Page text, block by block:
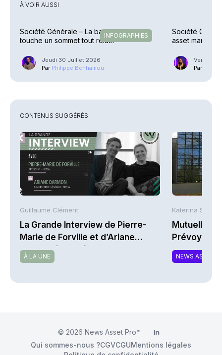
À VOIR AUSSI
INFOGRAPHIES
Société Générale – La banque privée
touche un sommet tout relatif
Jeudi 30 Juillet 2026
Par Philippe Benhamou
Société
asset
Vendredi
Par
CONTENUS SUGGÉRÉS
Guillaume Clément
La Grande Interview de Pierre-
Marie de Forville et d’Ariane
Darmon (Ivesta)
À LA UNE
Katerina
Mutuelles :
de la Math
NEWS
© 2026 News Asset Pro™ LinkedIn
Qui sommes-nous ?CGVCGUMentions légales